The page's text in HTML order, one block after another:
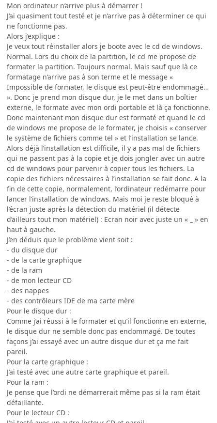
Mon ordinateur n’arrive plus à démarrer !
J’ai quasiment tout testé et je n’arrive pas à déterminer ce qui
ne fonctionne pas.
Alors j’explique :
Je veux tout réinstaller alors je boote avec le cd de windows.
Normal. Lors du choix de la partition, le cd me propose de
formater la partition. Toujours normal. Mais sauf que là ce
formatage n’arrive pas à son terme et le message «
Impossible de formater, le disque est peut-être endommagé…
». Donc je prend mon disque dur, je le met dans un boîtier
externe, le formate avec mon ordi portable et là ça fonctionne.
Donc maintenant mon disque dur est formaté et quand le cd
de windows me propose de le formater, je choisis « conserver
le système de fichiers comme tel » et l’installation se lance.
Alors déjà l’installation est difficile, il y a pas mal de fichiers
qui ne passent pas à la copie et je dois jongler avec un autre
cd de windows pour parvenir à copier tous les fichiers. La
copie des fichiers nécessaires à l’installation se fait donc. A la
fin de cette copie, normalement, l’ordinateur redémarre pour
lancer l’installation de windows. Mais moi je reste bloqué à
l’écran juste après la détection du matériel (il détecte
d’ailleurs tout mon matériel) : Ecran noir avec juste un « _ » en
haut à gauche.
J’en déduis que le problème vient soit :
- du disque dur
- de la carte graphique
- de la ram
- de mon lecteur CD
- des nappes
- des contrôleurs IDE de ma carte mère
Pour le disque dur :
Comme j’ai réussi à le formater et qu’il fonctionne en externe,
le disque dur ne semble donc pas endommagé. De toutes
façons j’ai essayé avec un autre disque dur et ça me fait
pareil.
Pour la carte graphique :
J’ai testé avec une autre carte graphique et pareil.
Pour la ram :
Je pense que l’ordi ne démarrerait même pas si la ram était
défaillante.
Pour le lecteur CD :